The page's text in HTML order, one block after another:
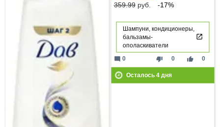
359.99руб. -17%
Шампуни, кондиционеры,
бальзамы-
ополаскиватели
thumb_down 0 thumb_up 0
mode_comment 0
Осталось 4дня